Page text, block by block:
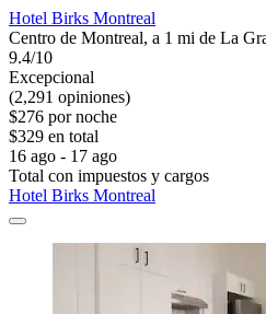
Hotel Birks Montreal
Centro de Montreal, a 1 mi de La
9.4/10
Excepcional
(2,291 opiniones)
$276 por noche
$329 en total
16 ago - 17 ago
Total con impuestos y cargos
Hotel Birks Montreal